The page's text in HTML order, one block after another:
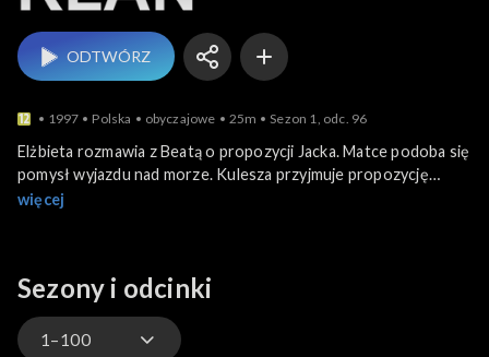
ODTWÓRZ
1997 Polska obyczajowe 25m Sezon 1, odc. 96
Elżbieta rozmawia z Beatą o propozycji Jacka. Matce podoba się
pomysł wyjazdu nad morze. Kulesza przyjmuje propozycję
stypendium ze Stanów i odchodzi z El - medu. Agnieszka
więcej
Sezony i odcinki
1–100